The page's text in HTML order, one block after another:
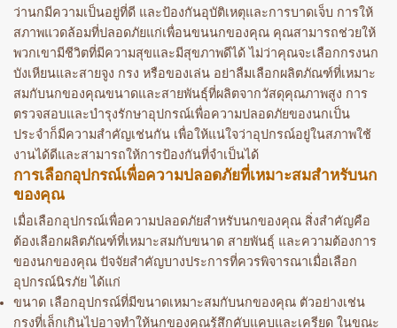
ว่านกมีความเป็นอยู่ที่ดี และป้องกันอุบัติเหตุและการบาดเจ็บ การให้
สภาพแวดล้อมที่ปลอดภัยแก่เพื่อนขนนกของคุณ คุณสามารถช่วยให้
พวกเขามีชีวิตที่มีความสุขและมีสุขภาพดีได้ ไม่ว่าคุณจะเลือกกรงนก
บังเหียนและสายจูง กรง หรือของเล่น อย่าลืมเลือกผลิตภัณฑ์ที่เหมาะ
สมกับนกของคุณขนาดและสายพันธุ์ที่ผลิตจากวัสดุคุณภาพสูง การ
ตรวจสอบและบำรุงรักษาอุปกรณ์เพื่อความปลอดภัยของนกเป็น
ประจำก็มีความสำคัญเช่นกัน เพื่อให้แน่ใจว่าอุปกรณ์อยู่ในสภาพใช้
งานได้ดีและสามารถให้การป้องกันที่จำเป็นได้
การเลือกอุปกรณ์เพื่อความปลอดภัยที่เหมาะสมสำหรับนก
ของคุณ
เมื่อเลือกอุปกรณ์เพื่อความปลอดภัยสำหรับนกของคุณ สิ่งสำคัญคือ
ต้องเลือกผลิตภัณฑ์ที่เหมาะสมกับขนาด สายพันธุ์ และความต้องการ
ของนกของคุณ ปัจจัยสำคัญบางประการที่ควรพิจารณาเมื่อเลือก
อุปกรณ์นิรภัย ได้แก่
ขนาด เลือกอุปกรณ์ที่มีขนาดเหมาะสมกับนกของคุณ ตัวอย่างเช่น
กรงที่เล็กเกินไปอาจทำให้นกของคุณรู้สึกคับแคบและเครียด ในขณะ